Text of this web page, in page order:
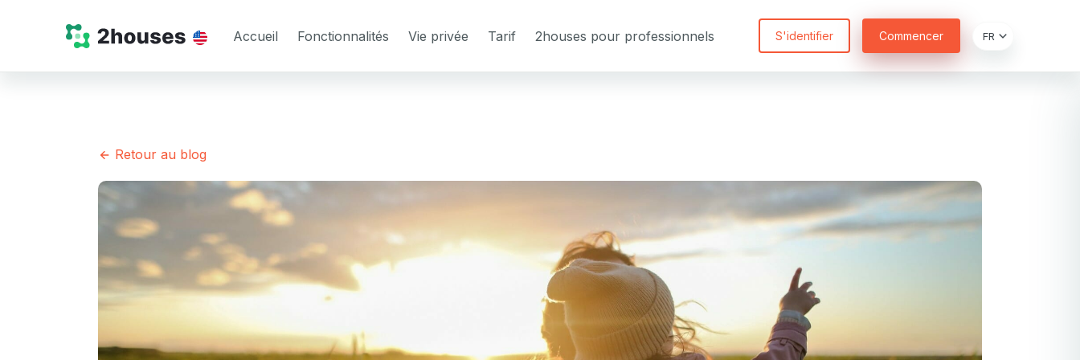
Accueil Fonctionnalités Vie privée Tarif 2houses pour professionnels S'identifier Commencer
Retour au blog